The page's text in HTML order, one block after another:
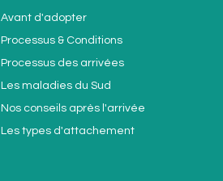
Avant d'adopter
Processus & Conditions
Processus des arrivées
Les maladies du Sud
Nos conseils après l'arrivée
Les types d'attachement